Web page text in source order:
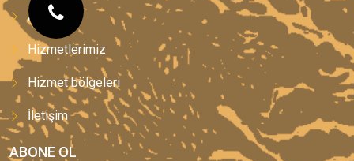
Anasayfa
Hizmetlerimiz
Hizmet bölgeleri
İletişim
ABONE OL